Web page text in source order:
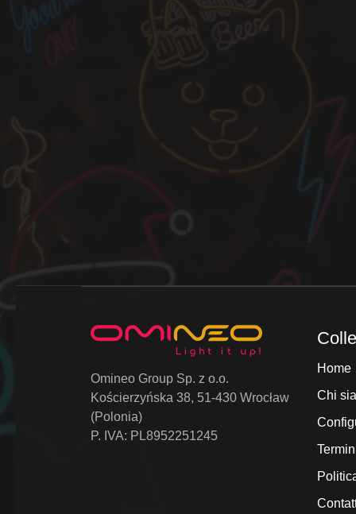
Omineo Group Sp. z o.o.
Kościerzyńska 38, 51-430 Wrocław
(Polonia)
P. IVA: PL8952251245
Home
Chi